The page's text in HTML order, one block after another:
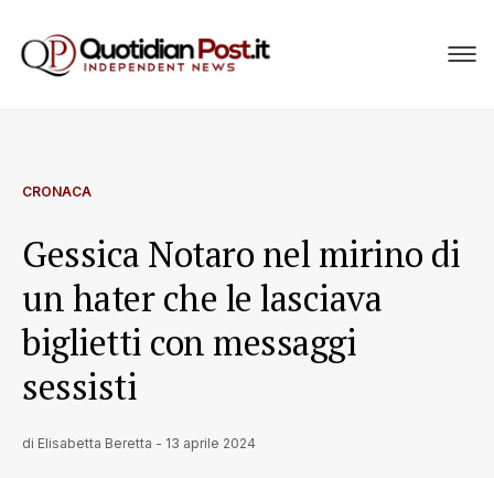
CRONACA
Gessica Notaro nel mirino di
un hater che le lasciava
biglietti con messaggi
sessisti
di Elisabetta Beretta - 13 aprile 2024